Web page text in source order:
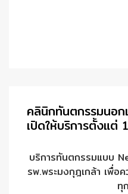
คลินิกทันตกรรมนอก
เปิดให้บริการตั้งแต่
บริการทันตกรรมแบบ
รพ.พระมงกุฎเกล้า เพื่อ
ทุ